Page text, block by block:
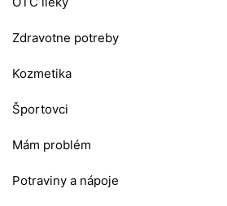
Zdravotne potreby
Kozmetika
Športovci
Mám problém
Potraviny a nápoje